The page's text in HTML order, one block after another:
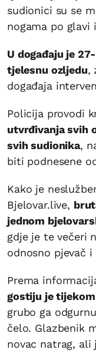
sudionici su se
nogama po glavi
U događaju je
tjelesnu ozljedu,
događaja
Policija provodi
utvrđivanja svih
svih sudionika,
biti podnesene
Kako je
Bjelovar.live,
jednom
gdje je te večeri
odnosno pjevač i
Prema
gostiju je
grubo ga
čelo. Glazbenik
novac natrag,